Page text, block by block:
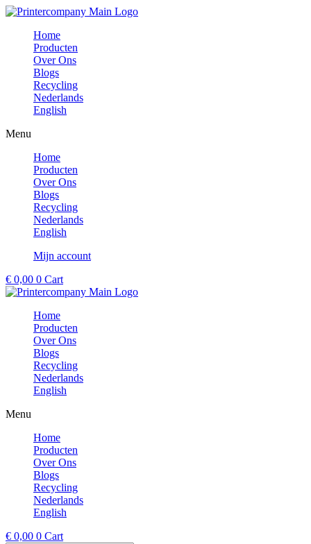
Ga
inhoud
Home
Producten
Over Ons
Blogs
Recycling
Nederlands
English
Menu
Home
Producten
Over Ons
Blogs
Recycling
Nederlands
English
Mijn account
€ 0,00 0 Cart
Home
Producten
Over Ons
Blogs
Recycling
Nederlands
English
Menu
Home
Producten
Over Ons
Blogs
Recycling
Nederlands
English
€ 0,00 0 Cart